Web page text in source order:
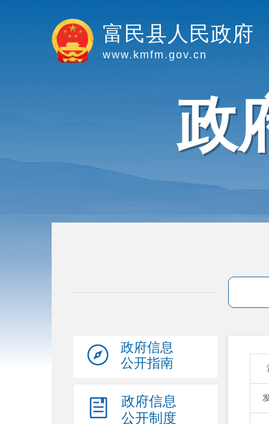
富民县人民政府
www.kmfm.gov.cn
政
政府信息
公开指南
政府信息
公开制度